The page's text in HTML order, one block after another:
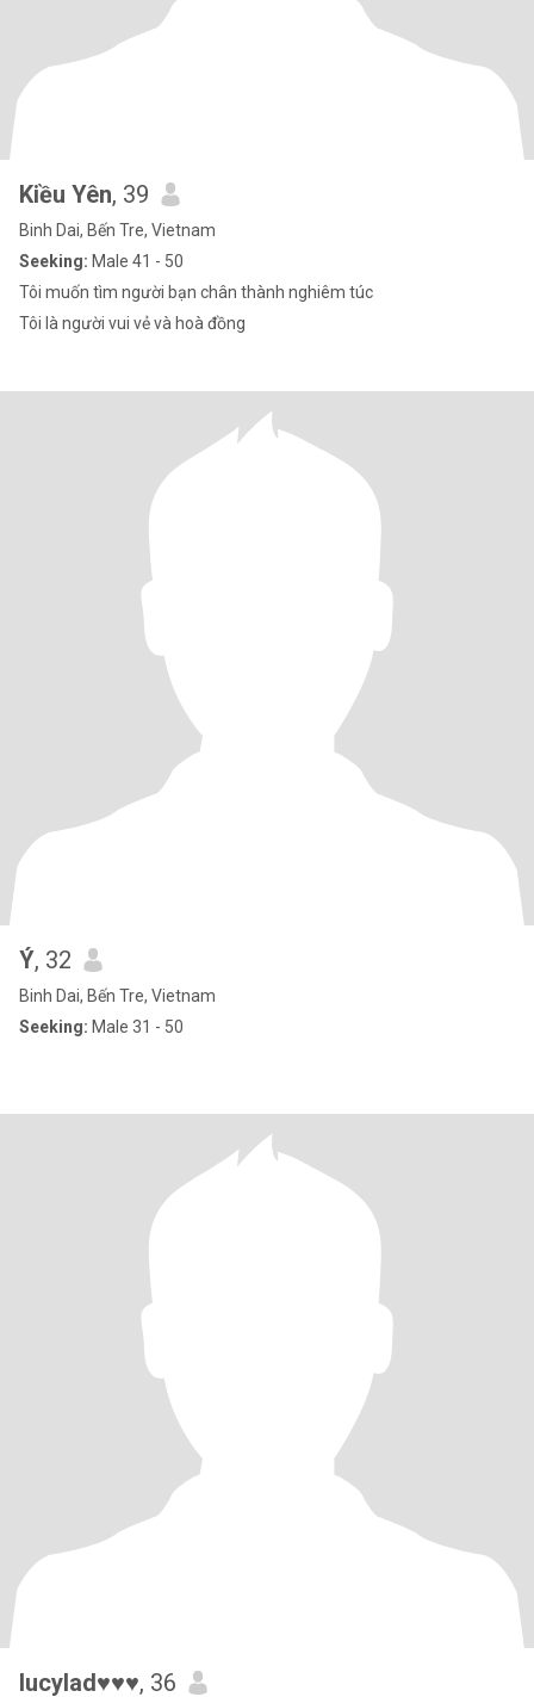
Kiều Yên, 39
Binh Dai, Bến Tre, Vietnam
Seeking: Male 41 - 50
Tôi muốn tìm người bạn chân thành nghiêm túc
Tôi là người vui vẻ và hoà đồng
Ý, 32
Binh Dai, Bến Tre, Vietnam
Seeking: Male 31 - 50
lucylad♥♥♥, 36